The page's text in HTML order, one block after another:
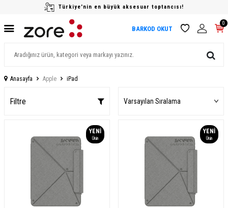
Türkiye'nin en büyük aksesuar toptancısı!
BARKOD OKUT
0
Anasayfa Apple iPad
Filtre
YENI
Ürün
YENI
Ürün